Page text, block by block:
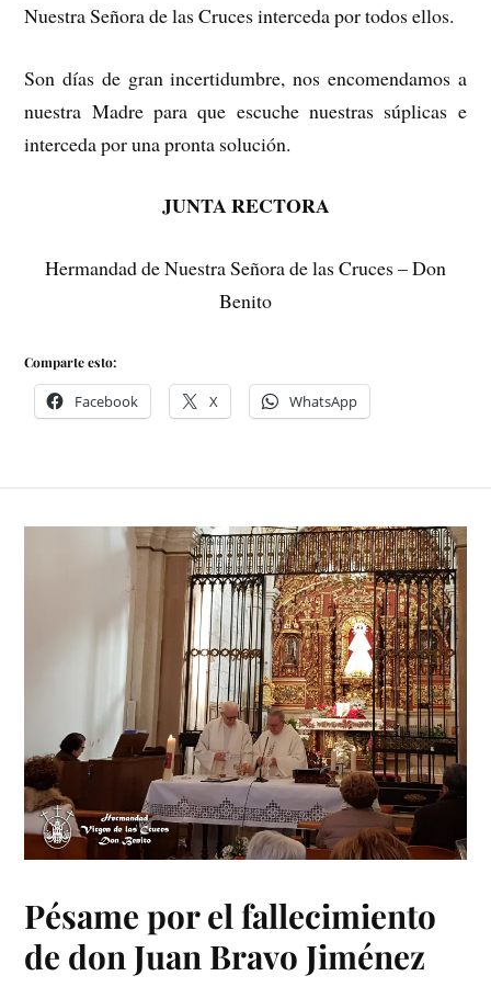
Nuestra Señora de las Cruces interceda por todos ellos.
Son días de gran incertidumbre, nos encomendamos a
nuestra Madre para que escuche nuestras súplicas e
interceda por una pronta solución.
JUNTA RECTORA
Hermandad de Nuestra Señora de las Cruces – Don
Benito
Comparte esto:
Facebook X WhatsApp
Pésame por el fallecimiento
de don Juan Bravo Jiménez